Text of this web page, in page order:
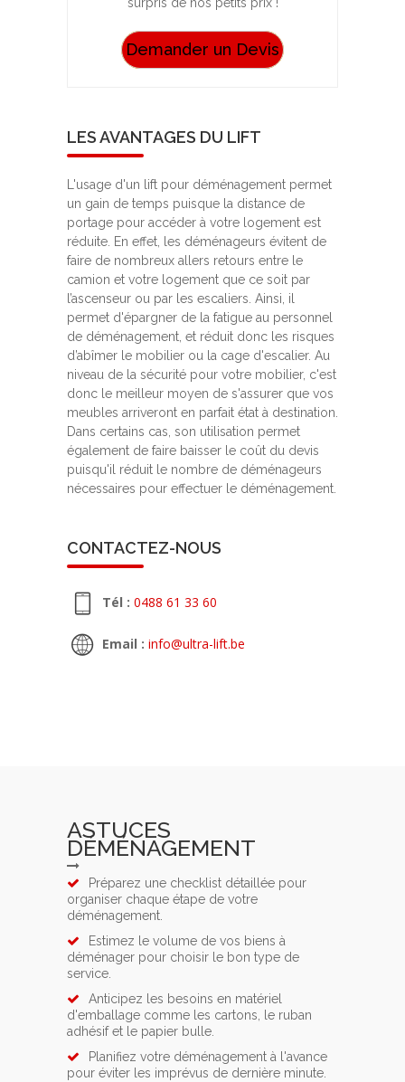
surpris de nos petits prix !
Demander un Devis
LES AVANTAGES DU LIFT
L'usage d'un lift pour déménagement permet
un gain de temps puisque la distance de
portage pour accéder à votre logement est
réduite. En effet, les déménageurs évitent de
faire de nombreux allers retours entre le
camion et votre logement que ce soit par
l’ascenseur ou par les escaliers. Ainsi, il
permet d'épargner de la fatigue au personnel
de déménagement, et réduit donc les risques
d’abîmer le mobilier ou la cage d'escalier. Au
niveau de la sécurité pour votre mobilier, c'est
donc le meilleur moyen de s'assurer que vos
meubles arriveront en parfait état à destination.
Dans certains cas, son utilisation permet
également de faire baisser le coût du devis
puisqu'il réduit le nombre de déménageurs
nécessaires pour effectuer le déménagement.
CONTACTEZ-NOUS
Tél : 0488 61 33 60
Email : info@ultra-lift.be
ASTUCES
DÉMÉNAGEMENT
Préparez une checklist détaillée pour
organiser chaque étape de votre
déménagement.
Estimez le volume de vos biens à
déménager pour choisir le bon type de
service.
Anticipez les besoins en matériel
d'emballage comme les cartons, le ruban
adhésif et le papier bulle.
Planifiez votre déménagement à l'avance
pour éviter les imprévus de dernière minute.